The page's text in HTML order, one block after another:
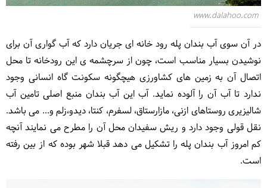
www.dalahoo.com
در آن سوی آب بندان پله رود خانه ای جریان دارد که آب گواری آن برای
نوشیدن بسیار مناسب است، چون از سرچشمه ی این رودخانه تا محل
اتصال آن به زمین های کشاورزی هیچگونه سکونت گاه انسانی وجود
ندارد تا آب آن را آلوده نماید. آب این آب بندان منبع اصلی تامین آب
شالیزیری روستاهای ازنی، مازارستاق، لسفرم، کنتا، دیدو،زلم و... می باشد.
نقل قولی وجود دارد و ریش سفیدان محل آن را مطرح می نمایند آنچه
کم امروز آب بندان پله را تشکیل می دهد قبلا شهر بوده که از بین رفته
است.